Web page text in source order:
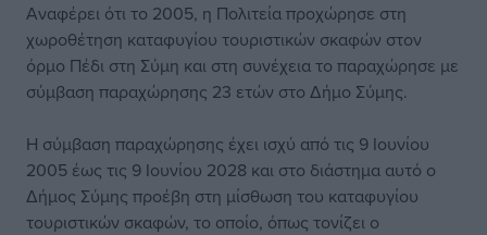
Αναφέρει ότι το 2005, η Πολιτεία προχώρησε στη
χωροθέτηση καταφυγίου τουριστικών σκαφών στον
όρμο Πέδι στη Σύμη και στη συνέχεια το παραχώρησε με
σύμβαση παραχώρησης 23 ετών στο Δήμο Σύμης.
Η σύμβαση παραχώρησης έχει ισχύ από τις 9 Ιουνίου
2005 έως τις 9 Ιουνίου 2028 και στο διάστημα αυτό ο
Δήμος Σύμης προέβη στη μίσθωση του καταφυγίου
τουριστικών σκαφών, το οποίο, όπως τονίζει ο